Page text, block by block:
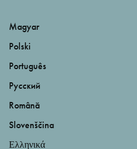
Magyar
Polski
Português
Русский
Română
Slovenščina
Ελληνικά